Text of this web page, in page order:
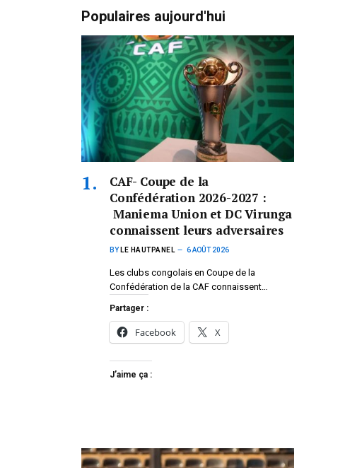
Populaires aujourd'hui
CAF- Coupe de la
Confédération 2026-2027 :
Maniema Union et DC Virunga
connaissent leurs adversaires
BY LE HAUTPANEL 6 AOÛT 2026
Les clubs congolais en Coupe de la
Confédération de la CAF connaissent…
Partager :
Facebook X
J’aime ça :